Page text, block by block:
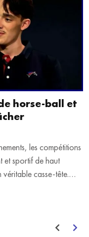
horse-ball et
les compétitions
et sportif de haut
casse-tête.
ses études